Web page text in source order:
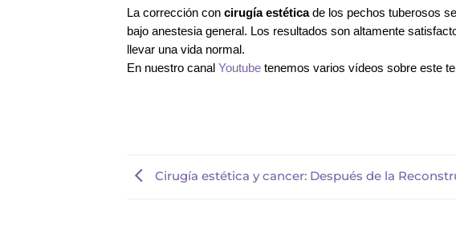
La corrección concirugía estéticade los pechos tuberosos
bajo anestesia general. Los resultados son altamente
llevar una vida normal.
En nuestro canal Youtubetenemos varios vídeos sobre este
Cirugía estética y cancer: Después de la